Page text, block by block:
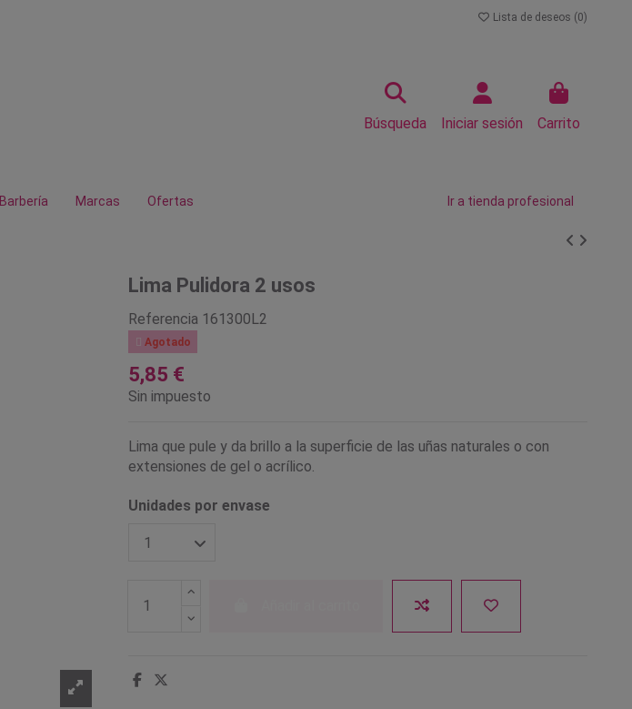
Lista de deseos (0)
Búsqueda Iniciar sesión Carrito
Barbería Marcas Ofertas Ir a tienda profesional
Lima Pulidora 2 usos
Referencia 161300L2
Agotado
5,85 €
Sin impuesto
Lima que pule y da brillo a la superficie de las uñas naturales o con
extensiones de gel o acrílico.
Unidades por envase